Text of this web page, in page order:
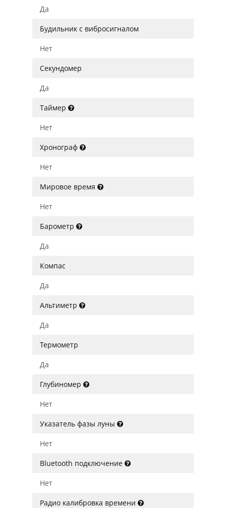
Да
Будильник с вибросигналом
Нет
Секундомер
Да
Таймер
Нет
Хронограф
Нет
Мировое время
Нет
Барометр
Да
Компас
Да
Альтиметр
Да
Термометр
Да
Глубиномер
Нет
Указатель фазы луны
Нет
Bluetooth подключение
Нет
Радио калибровка времени